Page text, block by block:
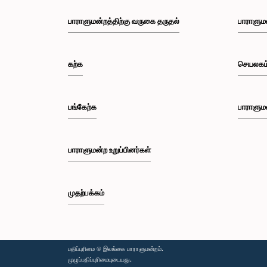
பாராளுமன்றத்திற்கு வருகை தருதல்
கற்க
பங்கேற்க
பாராளுமன்ற உறுப்பினர்கள்
முதற்பக்கம்
பதிப்புரிமை © இலங்கை பாராளுமன்றம்.
முழுப்பதிப்புரிமையுடையது.